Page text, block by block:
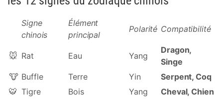
Signe
chinois
Élément
principal
Polarité Compatibilité
🐭 Rat Eau Yang
Dragon,
Singe
🐮 Buffle Terre Yin
Serpent, Coq
🐯 Tigre Bois Yang Cheval, Chien